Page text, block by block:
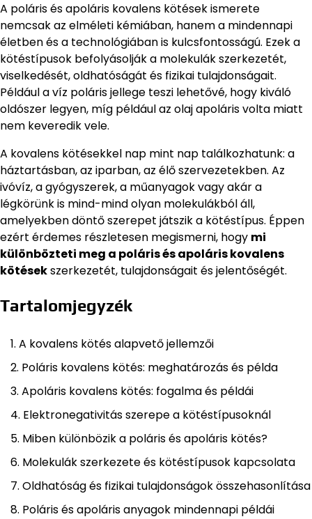
A poláris és apoláris kovalens kötések ismerete
nemcsak az elméleti kémiában, hanem a mindennapi
életben és a technológiában is kulcsfontosságú. Ezek a
kötéstípusok befolyásolják a molekulák szerkezetét,
viselkedését, oldhatóságát és fizikai tulajdonságait.
Például a víz poláris jellege teszi lehetővé, hogy kiváló
oldószer legyen, míg például az olaj apoláris volta miatt
nem keveredik vele.
A kovalens kötésekkel nap mint nap találkozhatunk: a
háztartásban, az iparban, az élő szervezetekben. Az
ivóvíz, a gyógyszerek, a műanyagok vagy akár a
légkörünk is mind-mind olyan molekulákból áll,
amelyekben döntő szerepet játszik a kötéstípus. Éppen
ezért érdemes részletesen megismerni, hogy mi
különbözteti meg a poláris és apoláris kovalens
kötésekszerkezetét, tulajdonságait és jelentőségét.
Tartalomjegyzék
A kovalens kötés alapvető jellemzői
Poláris kovalens kötés: meghatározás és példa
Apoláris kovalens kötés: fogalma és példái
Elektronegativitás szerepe a kötéstípusoknál
Miben különbözik a poláris és apoláris kötés?
Molekulák szerkezete és kötéstípusok kapcsolata
Oldhatóság és fizikai tulajdonságok összehasonlítása
Poláris és apoláris anyagok mindennapi példái